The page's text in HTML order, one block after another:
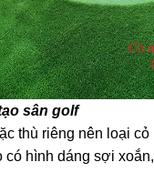
sân golf
thù riêng nên loại cỏ
có hình dáng sợi